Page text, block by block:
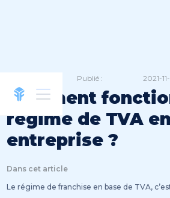
Publié : 2021-
Comment
régime de TVA
entreprise ?
Dans cet article
Le régime de franchise en base de TVA,